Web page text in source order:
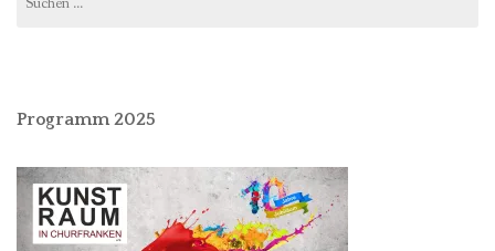
nach:
Programm 2025